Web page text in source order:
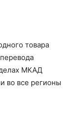
товара
МКАД
во все регионы